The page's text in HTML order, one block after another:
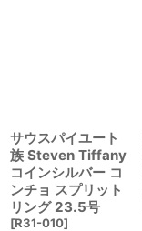
サウスパイユート
族 Steven Tiffany
コインシルバー コ
ンチョ スプリット
リング 23.5号
[R31-010]